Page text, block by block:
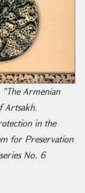
Armenian
Artsakh.
in the
for Preservation
No. 6